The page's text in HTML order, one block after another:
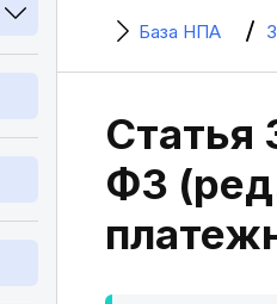
База НПА
Статья
ФЗ